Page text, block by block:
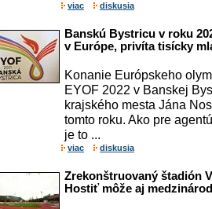
viac diskusia
Banskú Bystricu v roku
v Európe, privíta tisícky
Konanie Európskeho
EYOF 2022 v Banskej
krajského mesta Jána
tomto roku. Ako pre
je to ...
viac diskusia
Zrekonštruovaný štadión
Hostiť môže aj